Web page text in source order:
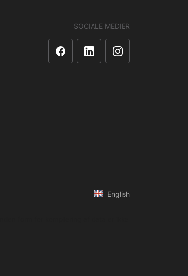
SOCIALE MEDIER
English